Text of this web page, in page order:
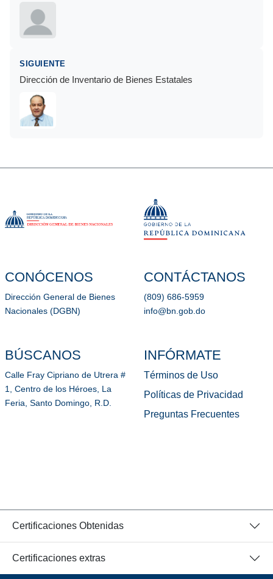
SIGUIENTE
Dirección de Inventario de Bienes Estatales
CONÓCENOS
Dirección General de Bienes
Nacionales (DGBN)
BÚSCANOS
Calle Fray Cipriano de Utrera #
1, Centro de los Héroes, La
Feria, Santo Domingo, R.D.
CONTÁCTANOS
(809) 686-5959
info@bn.gob.do
INFÓRMATE
Términos de Uso
Políticas de Privacidad
Preguntas Frecuentes
Certificaciones Obtenidas
Certificaciones extras